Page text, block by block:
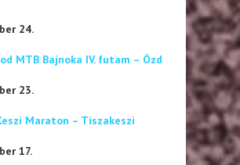
24.
MTB Bajnoka IV. futam – Ózd
23.
Maraton – Tiszakeszi
17.